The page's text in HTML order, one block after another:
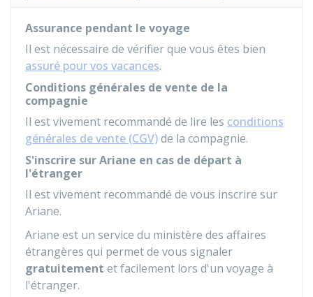
Assurance pendant le voyage
Il est nécessaire de vérifier que vous êtes bien
assuré pour vos vacances.
Conditions générales de vente de la
compagnie
Il est vivement recommandé de lire les conditions
générales de vente (CGV)de la compagnie.
S'inscrire sur Ariane en cas de départ à
l'étranger
Il est vivement recommandé de vous inscrire sur
Ariane.
Ariane est un service du ministère des affaires
étrangères qui permet de vous signaler
gratuitement et facilement lors d'un voyage à
l'étranger.